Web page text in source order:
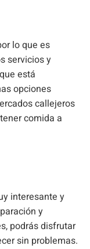
lo que es
servicios y
está
opciones
callejeros
comida a
interesante y
y
podrás disfrutar
sin problemas.